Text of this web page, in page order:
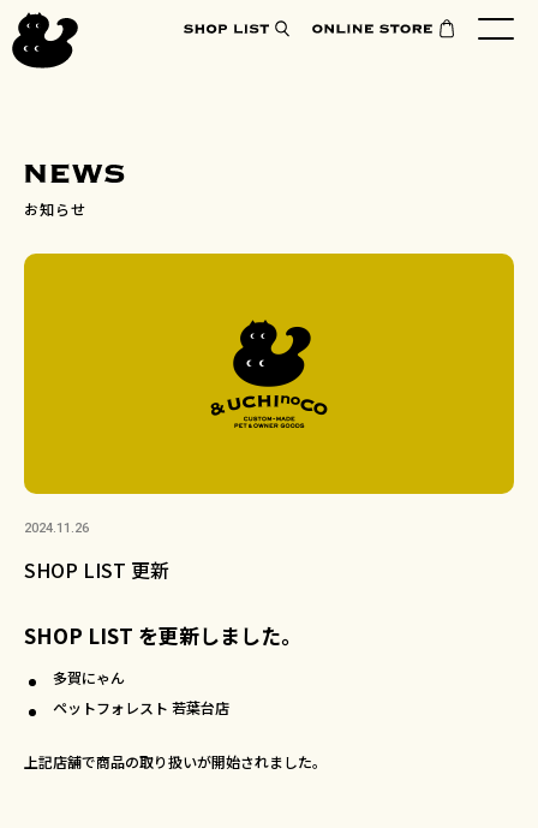
お知らせ
2024.11.26
SHOP LIST 更新
SHOP LIST を更新しました。
多賀にゃん
ペットフォレスト 若葉台店
上記店舗で商品の取り扱いが開始されました。